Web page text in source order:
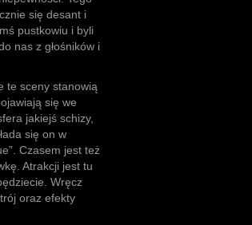
się desant i
pustkowiu i byli
nas z głośników i
te sceny stanowią
się we
jakiejś schizy,
się on w
Czasem jest też
Atrakcji jest tu
Wręcz
oraz efekty